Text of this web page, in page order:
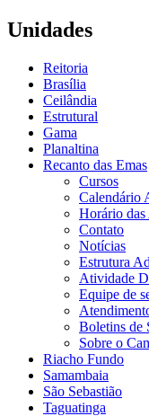
Unidades
Reitoria
Brasília
Ceilândia
Estrutural
Gama
Planaltina
Recanto das Emas
Cursos
Calendário
Horário das
Contato
Notícias
Estrutura
Atividade
Equipe de
Boletins de
Sobre o
Riacho Fundo
Samambaia
São Sebastião
Taguatinga